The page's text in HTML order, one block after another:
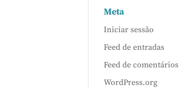
Meta
Iniciar sessão
Feed de entradas
Feed de comentários
WordPress.org